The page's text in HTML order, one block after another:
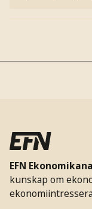
EFN
kunskap om